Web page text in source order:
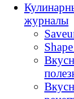
журналы